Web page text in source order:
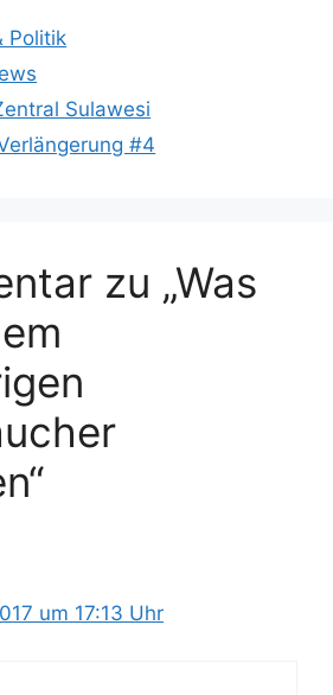
Politik
Sulawesi
#4
zu „Was
um 17:13 Uhr